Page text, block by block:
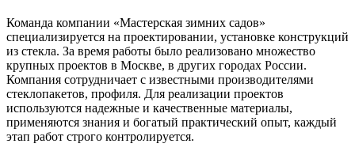
Команда компании «Мастерская зимних садов»
специализируется на проектировании, установке конструкций
из стекла. За время работы было реализовано множество
крупных проектов в Москве, в других городах России.
Компания сотрудничает с известными производителями
стеклопакетов, профиля. Для реализации проектов
используются надежные и качественные материалы,
применяются знания и богатый практический опыт, каждый
этап работ строго контролируется.